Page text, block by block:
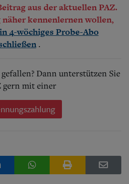
aus der aktuellen PAZ.
kennenlernen wollen,
4-wöchiges Probe-Abo
.
Dann unterstützen Sie
gern mit einer